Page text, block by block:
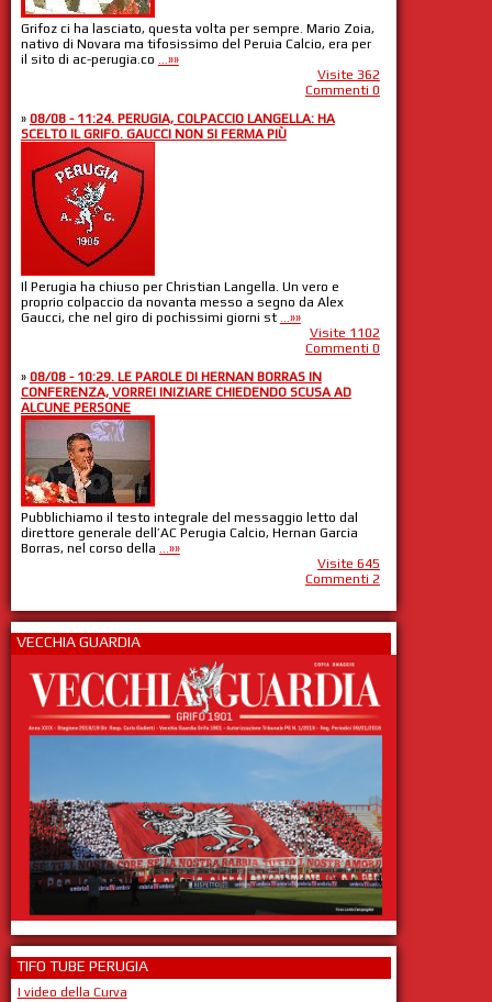
Grifoz ci ha lasciato, questa volta per sempre. Mario Zoia,
nativo di Novara ma tifosissimo del Peruia Calcio, era per
il sito di ac-perugia.co ...»»
Visite 362
Commenti 0
» 08/08 - 11:24. PERUGIA, COLPACCIO LANGELLA: HA
SCELTO IL GRIFO. GAUCCI NON SI FERMA PIÙ
Il Perugia ha chiuso per Christian Langella. Un vero e
proprio colpaccio da novanta messo a segno da Alex
Gaucci, che nel giro di pochissimi giorni st ...»»
Visite 1102
Commenti 0
» 08/08 - 10:29. LE PAROLE DI HERNAN BORRAS IN
CONFERENZA, VORREI INIZIARE CHIEDENDO SCUSA AD
ALCUNE PERSONE
Pubblichiamo il testo integrale del messaggio letto dal
direttore generale dell’AC Perugia Calcio, Hernan Garcia
Borras, nel corso della ...»»
Visite 645
Commenti 2
VECCHIA GUARDIA
TIFO TUBE PERUGIA
I video della Curva